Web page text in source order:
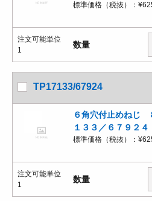
標準価格（税抜）：
注文可能単位
1
数量
TP17133/67924
６角穴付止めねじ
１３３／６７９２４
標準価格（税抜）：
注文可能単位
1
数量